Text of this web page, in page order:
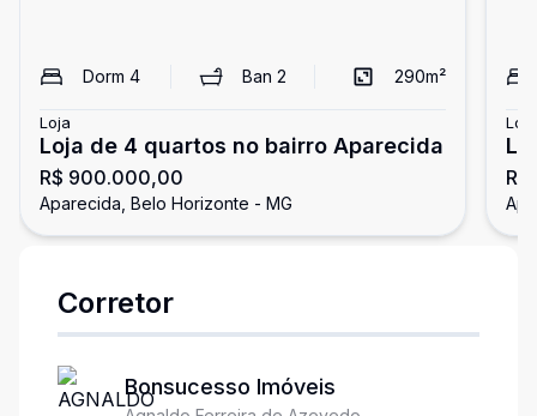
Dorm 4 Ban2 290m²
Loja
Loja de 4 quartos no bairro Aparecida
R$ 900.000,00
Aparecida, Belo Horizonte - MG
Loja
Corretor
Bonsucesso Imóveis